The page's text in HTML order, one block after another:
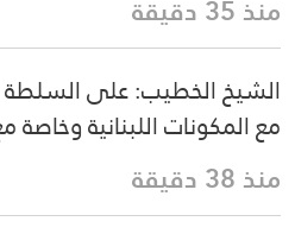
منذ 35 دقيقة
الشيخ الخطيب: على السلطة
مع المكونات اللبنانية وخاصة
منذ 38 دقيقة